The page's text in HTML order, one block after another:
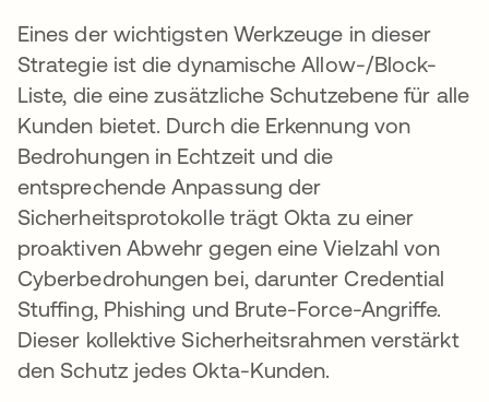
Eines der wichtigsten Werkzeuge in dieser
Strategie ist die dynamische Allow-/Block-
Liste, die eine zusätzliche Schutzebene für alle
Kunden bietet. Durch die Erkennung von
Bedrohungen in Echtzeit und die
entsprechende Anpassung der
Sicherheitsprotokolle trägt Okta zu einer
proaktiven Abwehr gegen eine Vielzahl von
Cyberbedrohungen bei, darunter Credential
Stuffing, Phishing und Brute-Force-Angriffe.
Dieser kollektive Sicherheitsrahmen verstärkt
den Schutz jedes Okta-Kunden.